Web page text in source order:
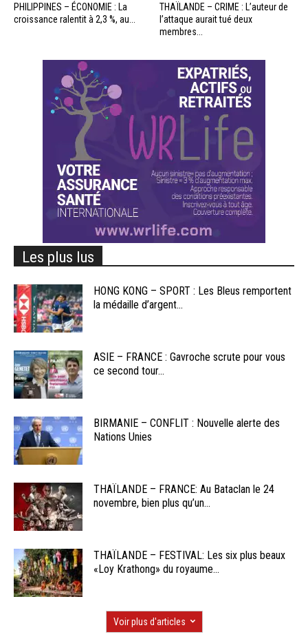
PHILIPPINES – ÉCONOMIE : La
croissance ralentit à 2,3 %, au...
THAÏLANDE – CRIME : L’auteur de
l’attaque aurait tué deux
membres...
Les plus lus
HONG KONG – SPORT : Les Bleus remportent
la médaille d’argent...
ASIE – FRANCE : Gavroche scrute pour vous
ce second tour...
BIRMANIE – CONFLIT : Nouvelle alerte des
Nations Unies
THAÏLANDE – FRANCE: Au Bataclan le 24
novembre, bien plus qu’un...
THAÏLANDE – FESTIVAL: Les six plus beaux
«Loy Krathong» du royaume...
Voir plus d'articles